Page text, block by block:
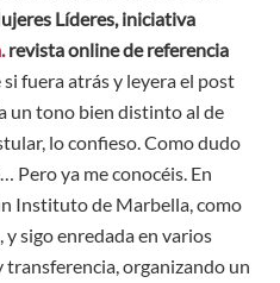
Líderes, iniciativa
revista online de referencia
si fuera atrás y leyera el post
un tono bien distinto al de
lo confieso. Como dudo
Pero ya me conocéis. En
Instituto de Marbella, como
sigo enredada en varios
organizando un